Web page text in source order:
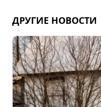
ДРУГИЕ НОВОСТИ